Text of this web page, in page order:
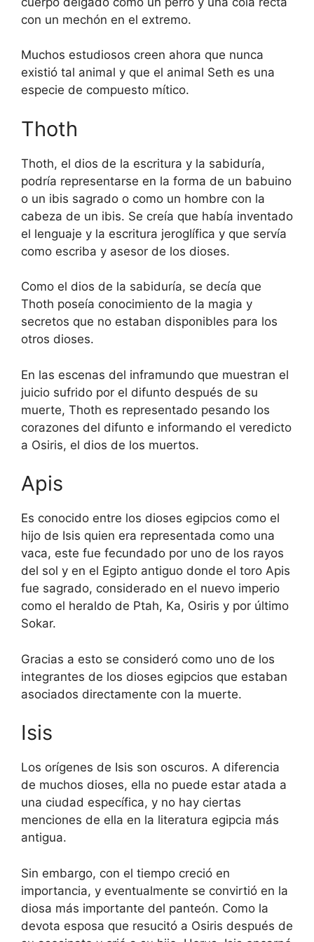
con un mechón en el extremo.
Muchos estudiosos creen ahora que nunca
existió tal animal y que el animal Seth es una
especie de compuesto mítico.
Thoth
Thoth, el dios de la escritura y la sabiduría,
podría representarse en la forma de un babuino
o un ibis sagrado o como un hombre con la
cabeza de un ibis. Se creía que había inventado
el lenguaje y la escritura jeroglífica y que servía
como escriba y asesor de los dioses.
Como el dios de la sabiduría, se decía que
Thoth poseía conocimiento de la magia y
secretos que no estaban disponibles para los
otros dioses.
En las escenas del inframundo que muestran el
juicio sufrido por el difunto después de su
muerte, Thoth es representado pesando los
corazones del difunto e informando el veredicto
a Osiris, el dios de los muertos.
Apis
Es conocido entre los dioses egipcios como el
hijo de Isis quien era representada como una
vaca, este fue fecundado por uno de los rayos
del sol y en el Egipto antiguo donde el toro Apis
fue sagrado, considerado en el nuevo imperio
como el heraldo de Ptah, Ka, Osiris y por último
Sokar.
Gracias a esto se consideró como uno de los
integrantes de los dioses egipcios que estaban
asociados directamente con la muerte.
Isis
Los orígenes de Isis son oscuros. A diferencia
de muchos dioses, ella no puede estar atada a
una ciudad específica, y no hay ciertas
menciones de ella en la literatura egipcia más
antigua.
Sin embargo, con el tiempo creció en
importancia, y eventualmente se convirtió en la
diosa más importante del panteón. Como la
devota esposa que resucitó a Osiris después de